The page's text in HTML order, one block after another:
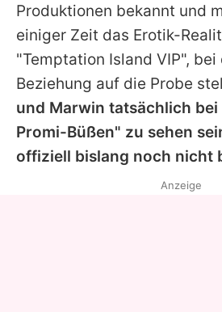
Produktionen bekannt und
einiger Zeit das Erotik-
"Temptation Island VIP", bei
Beziehung auf die Probe
und Marwin tatsächlich bei
Promi-Büßen" zu sehen
offiziell bislang noch nicht
Anzeige